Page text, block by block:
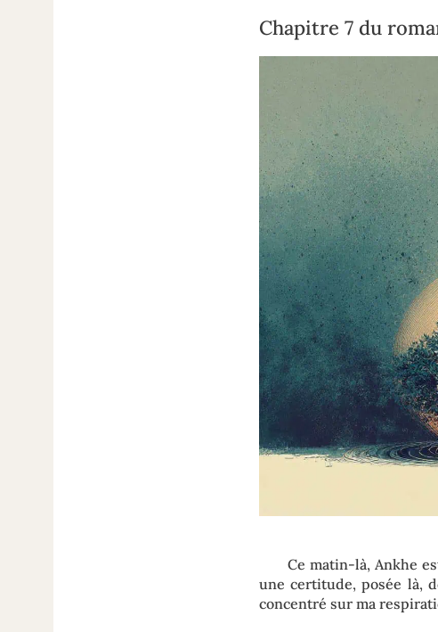
Chapitre 7 du
Ce matin-là, Ankhe
une certitude, posée là,
concentré sur ma